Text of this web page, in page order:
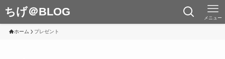
ちげ＠BLOG メニュー
ホーム プレゼント